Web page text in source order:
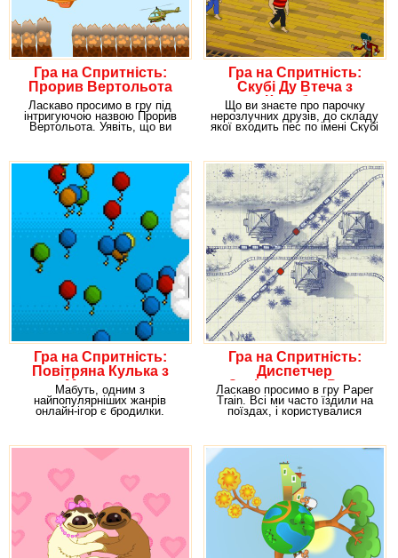
Гра на Спритність:
Прорив Вертольота
Ласкаво просимо в гру під
інтригуючою назвою Прорив
Вертольота. Уявіть, що ви
Гра на Спритність:
Скубі Ду Втеча з
Корабля
Що ви знаєте про парочку
нерозлучних друзів, до складу
якої входить пес по імені Скубі
Гра на Спритність:
Повітряна Кулька з
Мотузкою
Мабуть, одним з
найпопулярніших жанрів
онлайн-ігор є бродилки.
Гра на Спритність:
Диспетчер
Залізничного Руху
Ласкаво просимо в гру Paper
Train. Всі ми часто їздили на
поїздах, і користувалися